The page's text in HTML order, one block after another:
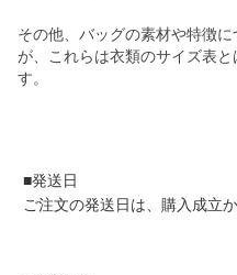
その他、バッグの素材や特徴
が、これらは衣類のサイズ表
す。
■発送日
ご注文の発送日は、購入成立